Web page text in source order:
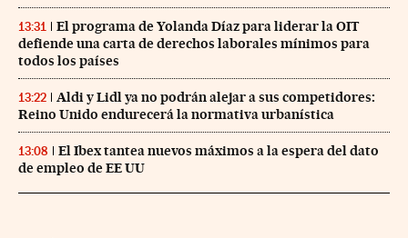
13:31
El programa de Yolanda Díaz para liderar la OIT
defiende una carta de derechos laborales mínimos para
todos los países
13:22
Aldi y Lidl ya no podrán alejar a sus competidores:
Reino Unido endurecerá la normativa urbanística
13:08
El Ibex tantea nuevos máximos a la espera del dato
de empleo de EE UU